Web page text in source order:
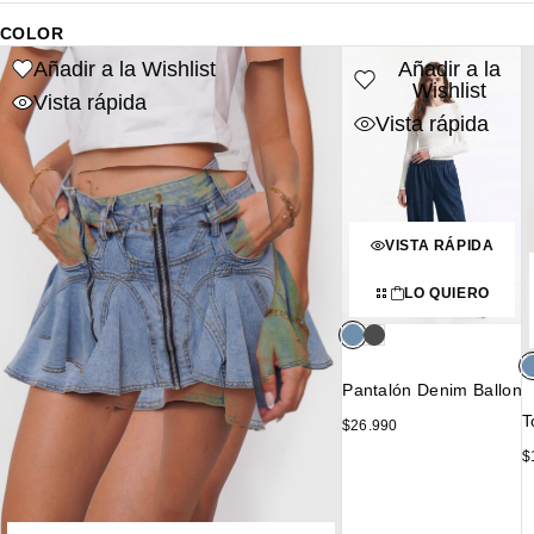
COLOR
Añadir a la Wishlist
Vista rápida
Añadir a la
Wishlist
Vista rápida
VISTA RÁPIDA
LO QUIERO
Pantalón Denim Ballon
$26.990
$